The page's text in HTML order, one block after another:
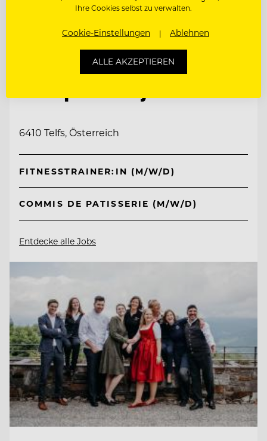
TOP ARBEITGEBER
6410 Telfs, Österreich
FITNESSTRAINER:IN (M/W/D)
COMMIS DE PATISSERIE (M/W/D)
Entdecke alle Jobs
Ihre Cookies selbst zu verwalten.
Cookie-Einstellungen Ablehnen
ALLE AKZEPTIEREN